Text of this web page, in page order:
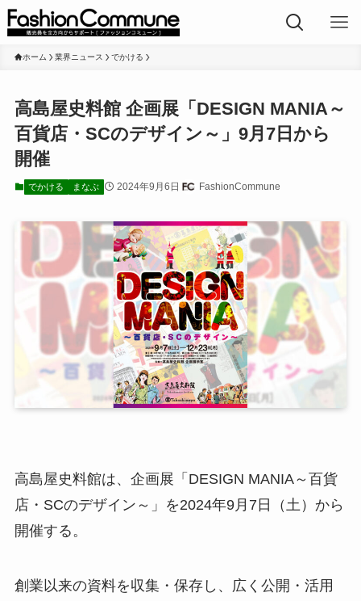
ホーム 業界ニュース でかける
高島屋史料館 企画展「DESIGN MANIA～
百貨店・SCのデザイン～」9月7日から
開催
でかける まなぶ 2024年9月6日 FashionCommune
高島屋史料館は、企画展「DESIGN MANIA～百貨
店・SCのデザイン～」を2024年9月7日（土）から
開催する。
創業以来の資料を収集・保存し、広く公開・活用